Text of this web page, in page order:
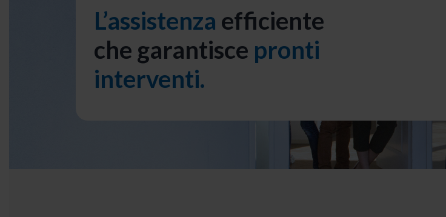
L’assistenza efficiente
che garantisce pronti
interventi.